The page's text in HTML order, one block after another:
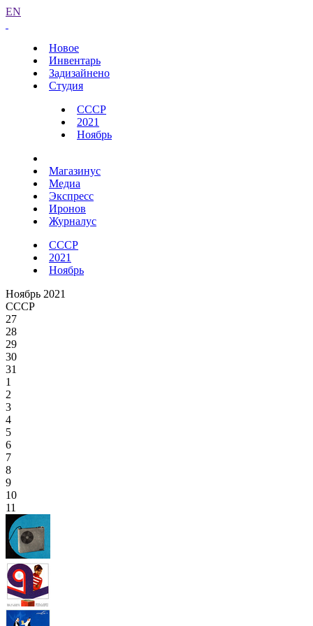
EN
Новое
Инвентарь
Задизайнено
Студия
СССР
2021
Ноябрь
Магазинус
Медиа
Экспресс
Иронов
Журналус
СССР
2021
Ноябрь
Ноябрь 2021
СССР
27
28
29
30
31
1
2
3
4
5
6
7
8
9
10
11